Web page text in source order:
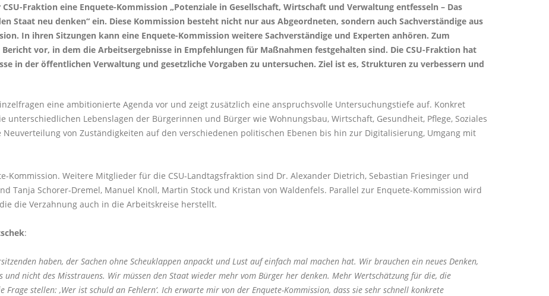
Fraktion eine Enquete-Kommission „Potenziale in Gesellschaft, Wirtschaft und Verwaltung entfesseln – Das
Staat neu denken“ ein. Diese Kommission besteht nicht nur aus Abgeordneten, sondern auch Sachverständige aus
In ihren Sitzungen kann eine Enquete-Kommission weitere Sachverständige und Experten anhören. Zum
vor, in dem die Arbeitsergebnisse in Empfehlungen für Maßnahmen festgehalten sind. Die CSU-Fraktion hat
in der öffentlichen Verwaltung und gesetzliche Vorgaben zu untersuchen. Ziel ist es, Strukturen zu verbessern und
eine ambitionierte Agenda vor und zeigt zusätzlich eine anspruchsvolle Untersuchungstiefe auf. Konkret
unterschiedlichen Lebenslagen der Bürgerinnen und Bürger wie Wohnungsbau, Wirtschaft, Gesundheit, Pflege, Soziales
von Zuständigkeiten auf den verschiedenen politischen Ebenen bis hin zur Digitalisierung, Umgang mit
Kommission. Weitere Mitglieder für die CSU-Landtagsfraktion sind Dr. Alexander Dietrich, Sebastian Friesinger und
Tanja Schorer-Dremel, Manuel Knoll, Martin Stock und Kristan von Waldenfels. Parallel zur Enquete-Kommission wird
die Verzahnung auch in die Arbeitskreise herstellt.
:
haben, der Sachen ohne Scheuklappen anpackt und Lust auf einfach mal machen hat. Wir brauchen ein neues Denken,
nicht des Misstrauens. Wir müssen den Staat wieder mehr vom Bürger her denken. Mehr Wertschätzung für die, die
stellen: ‚Wer ist schuld an Fehlern‘. Ich erwarte mir von der Enquete-Kommission, dass sie sehr schnell konkrete